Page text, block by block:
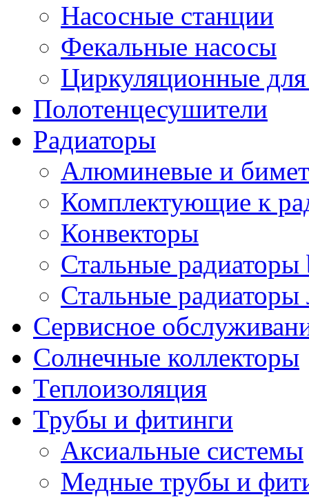
Насосные станции
Фекальные насосы
Циркуляционные для
Полотенцесушители
Радиаторы
Алюминевые и
Комплектующие к
Конвекторы
Стальные радиаторы
Стальные радиаторы
Сервисное
Солнечные коллекторы
Теплоизоляция
Трубы и фитинги
Аксиальные системы
Медные трубы и